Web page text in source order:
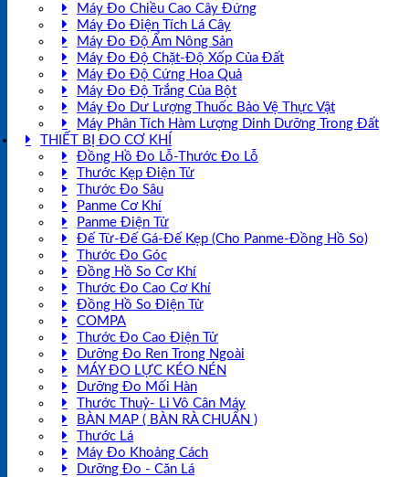
Máy Đo Chiều Cao Cây Đứng
Máy Đo Điện Tích Lá Cây
Máy Đo Độ Ẩm Nông Sản
Máy Đo Độ Chặt-Độ Xốp Của Đất
Máy Đo Độ Cứng Hoa Quả
Máy Đo Độ Trắng Của Bột
Máy Đo Dư Lượng Thuốc Bảo Vệ Thực Vật
Máy Phân Tích Hàm Lượng Dinh Dưỡng Trong Đất
THIẾT BỊ ĐO CƠ KHÍ
Đồng Hồ Đo Lỗ-Thước Đo Lỗ
Thước Kẹp Điện Tử
Thước Đo Sâu
Panme Cơ Khí
Panme Điện Tử
Đế Từ-Đế Gá-Đế Kẹp (Cho Panme-Đồng Hồ So)
Thước Đo Góc
Đồng Hồ So Cơ Khí
Thước Đo Cao Cơ Khí
Đồng Hồ So Điện Tử
COMPA
Thước Đo Cao Điện Tử
Dưỡng Đo Ren Trong Ngoài
MÁY ĐO LỰC KÉO NÉN
Dưỡng Đo Mối Hàn
Thước Thuỷ- Li Vô Cân Máy
BÀN MAP ( BÀN RÀ CHUẨN )
Thước Lá
Máy Đo Khoảng Cách
Dưỡng Đo - Căn Lá